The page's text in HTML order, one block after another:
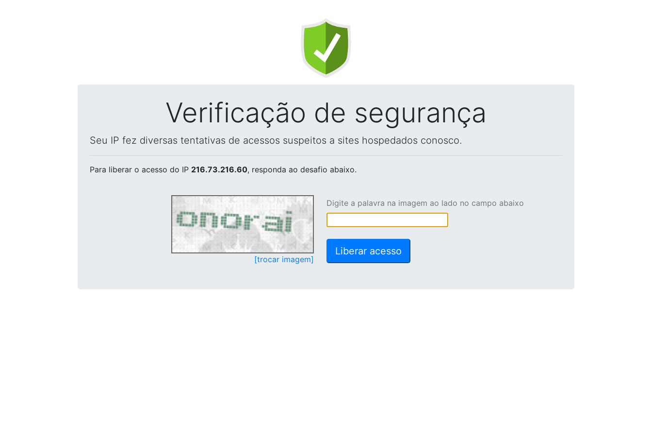
Verificação de segurança
Seu IP fez diversas tentativas de acessos suspeitos a sites hospedados conosco.
Para liberar o acesso do IP 216.73.216.60, responda ao desafio abaixo.
[trocar imagem]
Digite a palavra na imagem ao lado no campo abaixo